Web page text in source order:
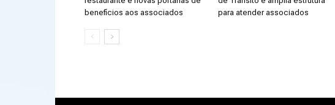
benefícios aos associados
para atender associados